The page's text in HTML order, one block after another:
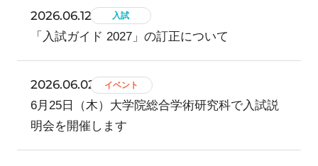
2026.06.12 入試
「入試ガイド 2027」の訂正について
2026.06.02 イベント
6月25日（木）大学院総合学術研究科で入試説
明会を開催します